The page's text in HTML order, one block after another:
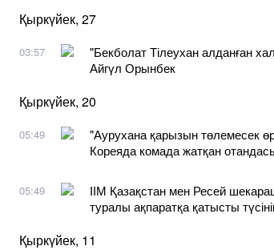
Қыркүйек, 27
03:57
"Бекболат Тілеухан алданған
Айгүл Орынбек
Қыркүйек, 20
05:49
"Аурухана қарызын төлемесек
Кореяда комада жатқан
05:49
ІІМ Қазақстан мен Ресей
туралы ақпаратқа қатысты
Қыркүйек, 11